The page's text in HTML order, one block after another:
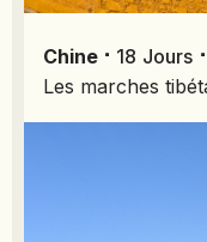
Chine ⋅ 18 Jours ⋅